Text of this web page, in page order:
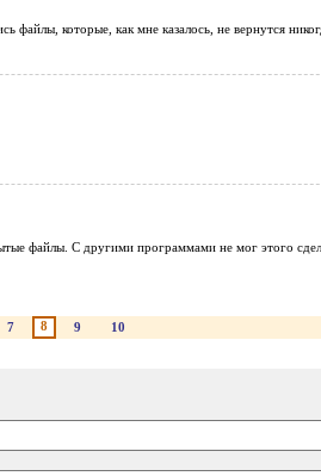
файлы, которые, как мне казалось, не вернутся
файлы. С другими программами не мог этого
7 8 9 10